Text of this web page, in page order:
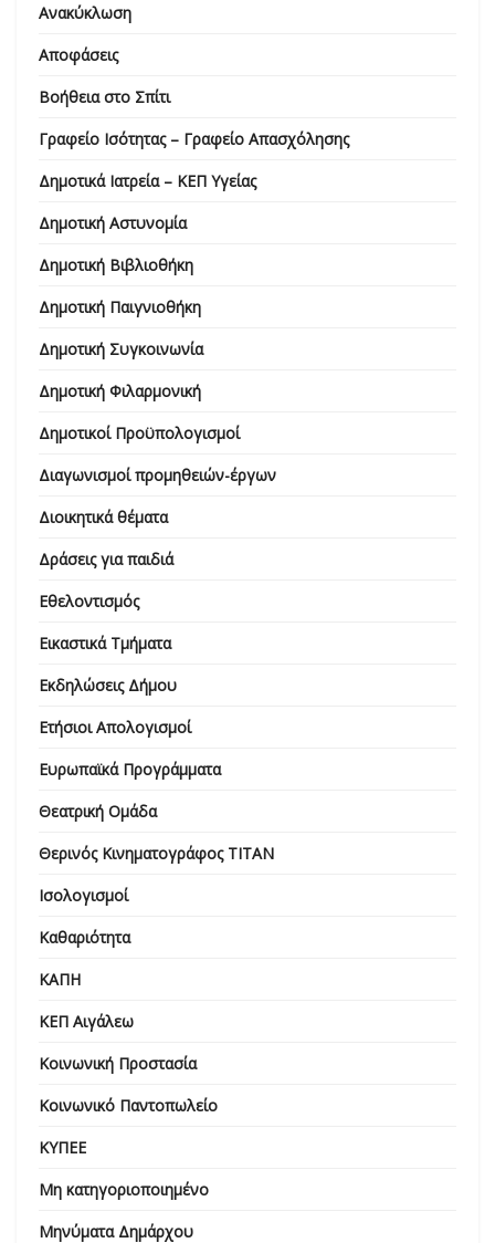
Ανακύκλωση
Αποφάσεις
Βοήθεια στο Σπίτι
Γραφείο Ισότητας – Γραφείο Απασχόλησης
Δημοτικά Ιατρεία – ΚΕΠ Υγείας
Δημοτική Αστυνομία
Δημοτική Βιβλιοθήκη
Δημοτική Παιγνιοθήκη
Δημοτική Συγκοινωνία
Δημοτική Φιλαρμονική
Δημοτικοί Προϋπολογισμοί
Διαγωνισμοί προμηθειών-έργων
Διοικητικά θέματα
Δράσεις για παιδιά
Εθελοντισμός
Εικαστικά Τμήματα
Εκδηλώσεις Δήμου
Ετήσιοι Απολογισμοί
Ευρωπαϊκά Προγράμματα
Θεατρική Ομάδα
Θερινός Κινηματογράφος ΤΙΤΑΝ
Ισολογισμοί
Καθαριότητα
ΚΑΠΗ
ΚΕΠ Αιγάλεω
Κοινωνική Προστασία
Κοινωνικό Παντοπωλείο
ΚΥΠΕΕ
Μη κατηγοριοποιημένο
Μηνύματα Δημάρχου